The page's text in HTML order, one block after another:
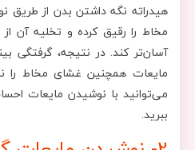
هیدراته نگه داشتن بدن از طریق
مخاط را رقیق کرده و تخلیه آن
آسان‌تر کند. در نتیجه، گرفتگی
مایعات همچنین غشای مخاط را
می‌توانید با نوشیدن مایعات
ببرید.